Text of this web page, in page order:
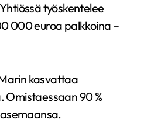
työskentelee
000 euroa palkkoina –
kasvattaa
Omistaessaan 90 %